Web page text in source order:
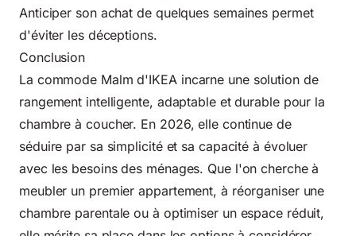
Anticiper son achat de quelques semaines permet
d'éviter les déceptions.
Conclusion
La commode Malm d'IKEA incarne une solution de
rangement intelligente, adaptable et durable pour la
chambre à coucher. En 2026, elle continue de
séduire par sa simplicité et sa capacité à évoluer
avec les besoins des ménages. Que l'on cherche à
meubler un premier appartement, à réorganiser une
chambre parentale ou à optimiser un espace réduit,